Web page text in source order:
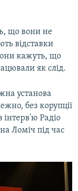
що вони не
відставки
кажуть, що
як слід.
установа
без корупції
інтерв'ю Радіо
Ломіч під час